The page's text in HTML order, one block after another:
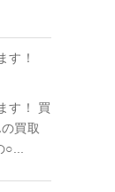
す！
す！ 買
買取